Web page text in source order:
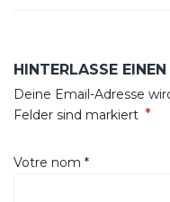
HINTERLASSE
Deine Email-Adresse
Felder sind markiert *
Votre nom *